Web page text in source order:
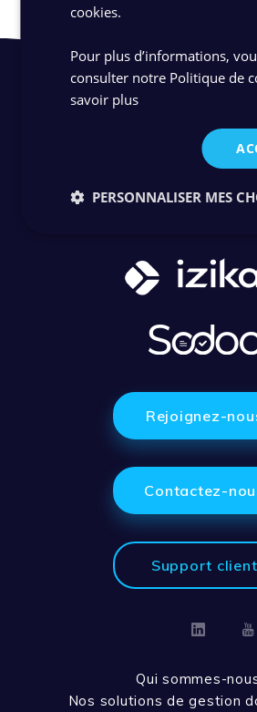
Rejoignez-
Contactez-
Support client
Linkedin
Qui sommes-
Nos solutions de gestion
cookies.
Pour plus d’informations,
consulter notre Politique de
savoir plus
PERSONNALISER MES